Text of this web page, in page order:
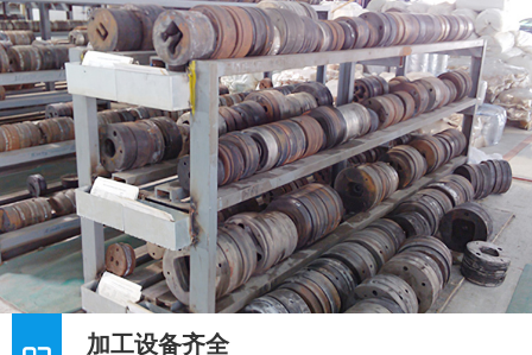
加工设备齐全
产品品质可靠，交货及时
·我们致力打造更好的服务体验，售前全面了解客户的需求，售中加料
调试，售后不定期回访，每一个环节都贯穿着用心，并不断提升。
·客服7*24小时全天候在线，为您解决问题，专业团队服务，为客户省
时、省力、省事、省钱。